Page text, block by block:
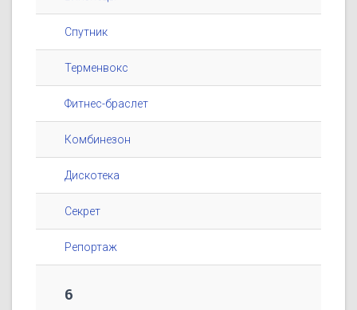
Спутник
Терменвокс
Фитнес-браслет
Комбинезон
Дискотека
Секрет
Репортаж
6